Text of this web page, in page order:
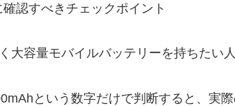
確認すべきチェックポイント
大容量モバイルバッテリーを持ちたい
という数字だけで判断すると、実